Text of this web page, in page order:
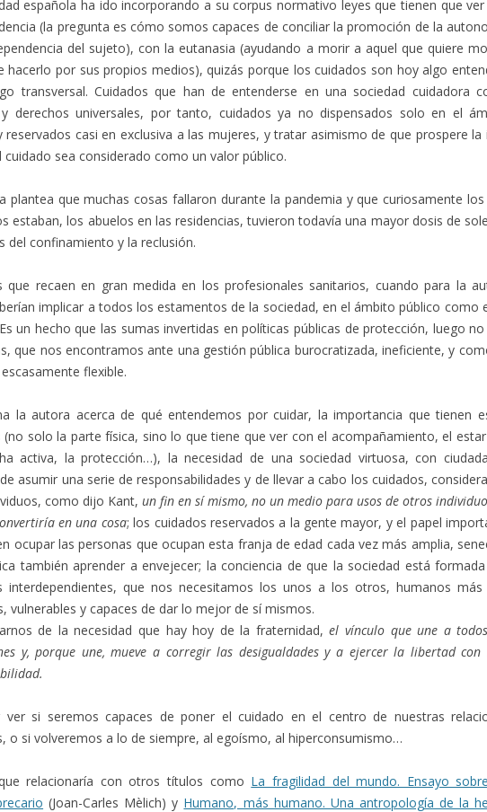
española ha ido incorporando a su corpus normativo leyes que tienen que
(la pregunta es cómo somos capaces de conciliar la promoción de la
del sujeto), con la eutanasia (ayudando a morir a aquel que quiere
hacerlo por sus propios medios), quizás porque los cuidados son hoy algo
transversal. Cuidados que han de entenderse en una sociedad cuidadora
y derechos universales, por tanto, cuidados ya no dispensados solo en el
reservados casi en exclusiva a las mujeres, y tratar asimismo de que prospere la
cuidado sea considerado como un valor público.
plantea que muchas cosas fallaron durante la pandemia y que curiosamente los
estaban, los abuelos en las residencias, tuvieron todavía una mayor dosis de
del confinamiento y la reclusión.
que recaen en gran medida en los profesionales sanitarios, cuando para la
implicar a todos los estamentos de la sociedad, en el ámbito público como
un hecho que las sumas invertidas en políticas públicas de protección, luego
que nos encontramos ante una gestión pública burocratizada, ineficiente, y
flexible.
la autora acerca de qué entendemos por cuidar, la importancia que tienen
(no solo la parte física, sino lo que tiene que ver con el acompañamiento, el
activa, la protección…), la necesidad de una sociedad virtuosa, con
asumir una serie de responsabilidades y de llevar a cabo los cuidados,
como dijo Kant, un fin en sí mismo, no un medio para usos de otros
en una cosa; los cuidados reservados a la gente mayor, y el papel
ocupar las personas que ocupan esta franja de edad cada vez más amplia,
también aprender a envejecer; la conciencia de que la sociedad está
interdependientes, que nos necesitamos los unos a los otros, humanos más
vulnerables y capaces de dar lo mejor de sí mismos.
de la necesidad que hay hoy de la fraternidad,el vínculo que une a
y, porque une, mueve a corregir las desigualdades y a ejercer la libertad con
ver si seremos capaces de poner el cuidado en el centro de nuestras
o si volveremos a lo de siempre, al egoísmo, al hiperconsumismo…
relacionaría con otros títulos como La fragilidad del mundo. Ensayo
(Joan-Carles Mèlich) y Humano, más humano. Una antropología de la